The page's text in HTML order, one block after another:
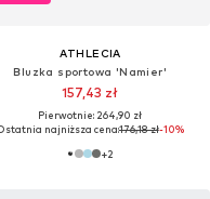
ATHLECIA
Bluzka sportowa 'Namier'
157,43 zł
Pierwotnie: 264,90 zł
najniższa cena:176,18 zł-10%
+2